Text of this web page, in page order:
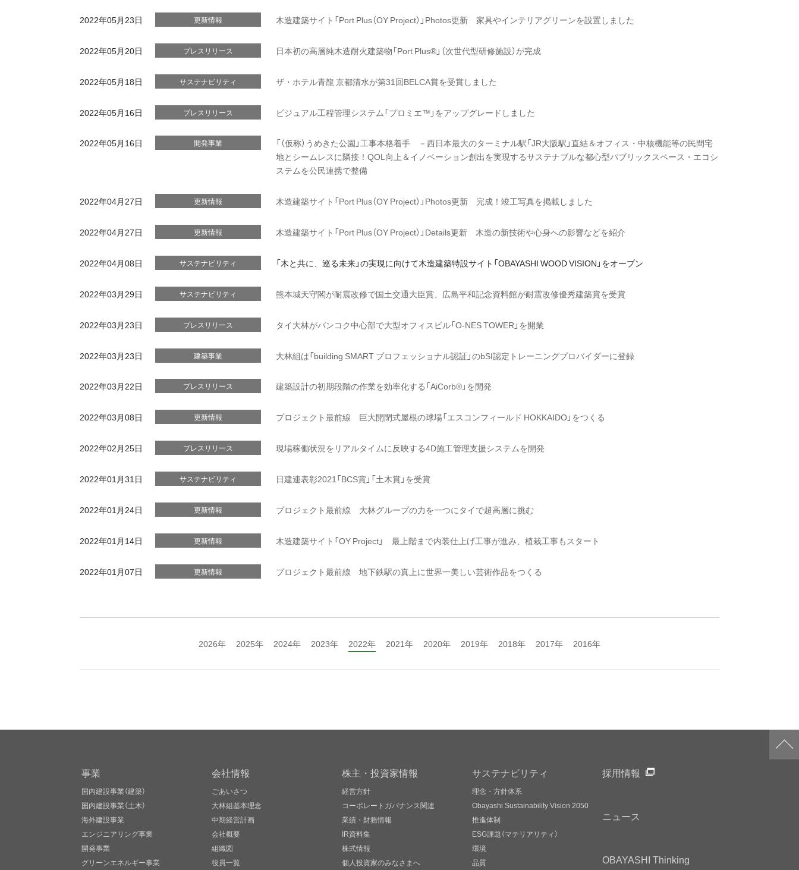
2022年05月23日 更新情報 木造建築サイト「Port Plus（OY Project）」Photos更新 家具やインテリアグリーンを設置しました
2022年05月20日 プレスリリース 日本初の高層純木造耐火建築物「Port Plus®」（次世代型研修施設）が完成
2022年05月18日 サステナビリティ ザ・ホテル青龍 京都清水が第31回BELCA賞を受賞しました
2022年05月16日 プレスリリース ビジュアル工程管理システム「プロミエ™」をアップグレードしました
2022年05月16日 開発事業
「（仮称）うめきた公園」工事本格着手 －西日本最大のターミナル駅「JR大阪駅」直結＆オフィス・中核機能等の民間宅
地とシームレスに隣接！QOL向上＆イノベーション創出を実現するサステナブルな都心型パブリックスペース・エコシ
ステムを公民連携で整備
2022年04月27日 更新情報 木造建築サイト「Port Plus（OY Project）」Photos更新 完成！竣工写真を掲載しました
2022年04月27日 更新情報 木造建築サイト「Port Plus（OY Project）」Details更新 木造の新技術や心身への影響などを紹介
2022年04月08日 サステナビリティ 「木と共に、巡る未来」の実現に向けて木造建築特設サイト「OBAYASHI WOOD VISION」をオープン
2022年03月29日 サステナビリティ 熊本城天守閣が耐震改修で国土交通大臣賞、広島平和記念資料館が耐震改修優秀建築賞を受賞
2022年03月23日 プレスリリース タイ大林がバンコク中心部で大型オフィスビル「O-NES TOWER」を開業
2022年03月23日 建築事業 大林組は「building SMART プロフェッショナル認証」のbSI認定トレーニングプロバイダーに登録
2022年03月22日 プレスリリース 建築設計の初期段階の作業を効率化する「AiCorb®」を開発
2022年03月08日 更新情報 プロジェクト最前線 巨大開閉式屋根の球場「エスコンフィールド HOKKAIDO」をつくる
2022年02月25日 プレスリリース 現場稼働状況をリアルタイムに反映する4D施工管理支援システムを開発
2022年01月31日 サステナビリティ 日建連表彰2021「BCS賞」「土木賞」を受賞
2022年01月24日 更新情報 プロジェクト最前線 大林グループの力を一つにタイで超高層に挑む
2022年01月14日 更新情報 木造建築サイト「OY Project」 最上階まで内装仕上げ工事が進み、植栽工事もスタート
2022年01月07日 更新情報 プロジェクト最前線 地下鉄駅の真上に世界一美しい芸術作品をつくる
2026年 2025年 2024年 2023年 2022年 2021年 2020年 2019年 2018年 2017年 2016年
事業
国内建設事業（建築）
国内建設事業（土木）
海外建設事業
エンジニアリング事業
開発事業
グリーンエネルギー事業
会社情報
ごあいさつ
大林組基本理念
中期経営計画
会社概要
組織図
役員一覧
株主・投資家情報
経営方針
コーポレートガバナンス関連
業績・財務情報
IR資料集
株式情報
個人投資家のみなさまへ
サステナビリティ
理念・方針体系
Obayashi Sustainability Vision 2050
推進体制
ESG課題（マテリアリティ）
環境
品質
採用情報
ニュース
OBAYASHI Thinking